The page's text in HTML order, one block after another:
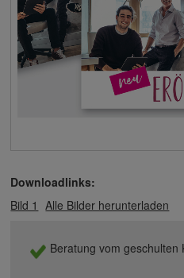
Downloadlinks:
Bild 1
Alle Bilder herunterladen
Beratung vom geschulten